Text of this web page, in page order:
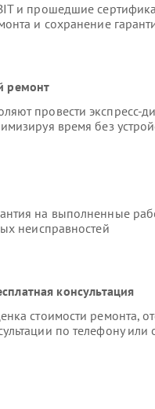
и прошедшие
и сохранение
ремонт
провести экспресс-
время без
на выполненные
неисправностей
консультация
стоимости ремонта,
по телефону или